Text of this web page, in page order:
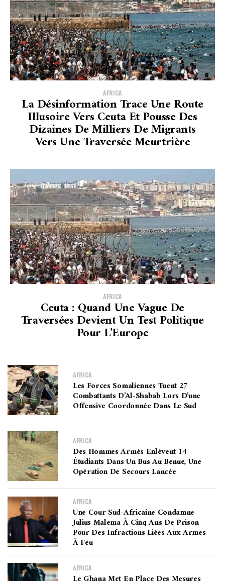
AFRICA
La Désinformation Trace Une Route
Illusoire Vers Ceuta Et Pousse Des
Dizaines De Milliers De Migrants
Vers Une Traversée Meurtrière
AFRICA
Ceuta : Quand Une Vague De
Traversées Devient Un Test Politique
Pour L’Europe
AFRICA
Les Forces Somaliennes Tuent 27
Combattants D’Al-Shabab Lors D’une
Offensive Coordonnée Dans Le Sud
AFRICA
Des Hommes Armés Enlèvent 14
Étudiants Dans Un Bus Au Benue, Une
Opération De Secours Lancée
AFRICA
Une Cour Sud-Africaine Condamne
Julius Malema À Cinq Ans De Prison
Pour Des Infractions Liées Aux Armes
À Feu
AFRICA